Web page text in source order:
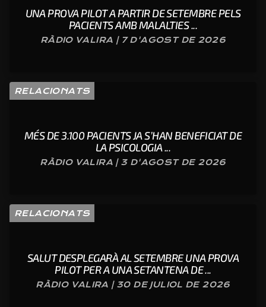
UNA PROVA PILOT A PARTIR DE SETEMBRE PELS
PACIENTS AMB MALALTIES ...
RÀDIO VALIRA | 7 D'AGOST DE 2026
RELACIONATS
MÉS DE 3.100 PACIENTS JA S’HAN BENEFICIAT DE
LA PSICOLOGIA ...
RÀDIO VALIRA | 3 D'AGOST DE 2026
RELACIONATS
SALUT DESPLEGARÀ AL SETEMBRE UNA PROVA
PILOT PER A UNA SETANTENA DE ...
RÀDIO VALIRA | 30 DE JULIOL DE 2026